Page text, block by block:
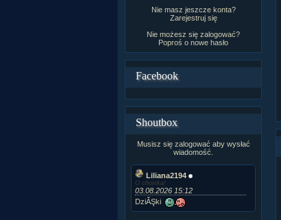
Nie masz jeszcze konta?
Zarejestruj się
Nie możesz się zalogować?
Poproś o nowe hasło
Facebook
Shoutbox
Musisz się zalogować aby wysłać
wiadomość.
Liliana2194
O choinka!
03.08.2026 15:12
DziĂŞki